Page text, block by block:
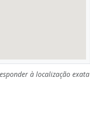
à localização exata